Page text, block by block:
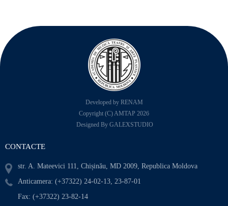
Developed by RENAM
Copyright (C) AMTAP 2026
Designed By GALEXSTUDIO
CONTACTE
str. A. Mateevici 111, Chișinău, MD 2009, Republica Moldova
Anticamera: (+37322) 24-02-13, 23-87-01
Fax: (+37322) 23-82-14